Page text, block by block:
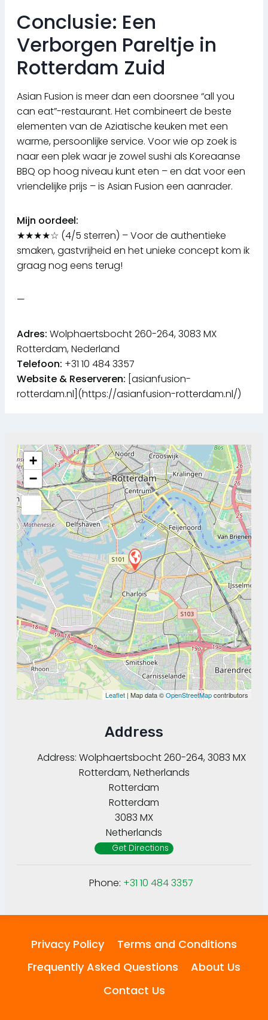
Conclusie: Een
Verborgen Pareltje in
Rotterdam Zuid
Asian Fusion is meer dan een doorsnee “all you
can eat”-restaurant. Het combineert de beste
elementen van de Aziatische keuken met een
warme, persoonlijke service. Voor wie op zoek is
naar een plek waar je zowel sushi als Koreaanse
BBQ op hoog niveau kunt eten – en dat voor een
vriendelijke prijs – is Asian Fusion een aanrader.
Mijn oordeel:
★★★★☆ (4/5 sterren) – Voor de authentieke
smaken, gastvrijheid en het unieke concept kom ik
graag nog eens terug!
—
Adres: Wolphaertsbocht 260-264, 3083 MX
Rotterdam, Nederland
Telefoon: +31 10 484 3357
Website & Reserveren: [asianfusion-
rotterdam.nl](https://asianfusion-rotterdam.nl/)
+
−
Leaflet | Map data ©OpenStreetMapcontributors
Address
Address: Wolphaertsbocht 260-264, 3083 MX
Rotterdam, Netherlands
Rotterdam
Rotterdam
3083 MX
Netherlands
Get Directions
Phone: +31 10 484 3357
Privacy Policy
Terms and Conditions
Frequently Asked Questions
About Us
Contact Us